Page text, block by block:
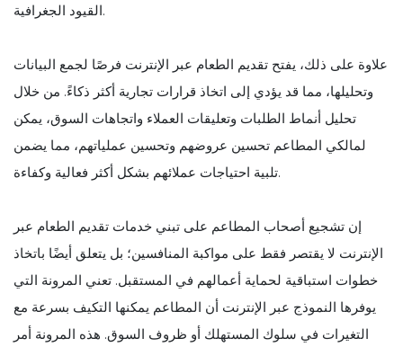
القيود الجغرافية.
علاوة على ذلك، يفتح تقديم الطعام عبر الإنترنت فرصًا لجمع البيانات
وتحليلها، مما قد يؤدي إلى اتخاذ قرارات تجارية أكثر ذكاءً. من خلال
تحليل أنماط الطلبات وتعليقات العملاء واتجاهات السوق، يمكن
لمالكي المطاعم تحسين عروضهم وتحسين عملياتهم، مما يضمن
تلبية احتياجات عملائهم بشكل أكثر فعالية وكفاءة.
إن تشجيع أصحاب المطاعم على تبني خدمات تقديم الطعام عبر
الإنترنت لا يقتصر فقط على مواكبة المنافسين؛ بل يتعلق أيضًا باتخاذ
خطوات استباقية لحماية أعمالهم في المستقبل. تعني المرونة التي
يوفرها النموذج عبر الإنترنت أن المطاعم يمكنها التكيف بسرعة مع
التغيرات في سلوك المستهلك أو ظروف السوق. هذه المرونة أمر